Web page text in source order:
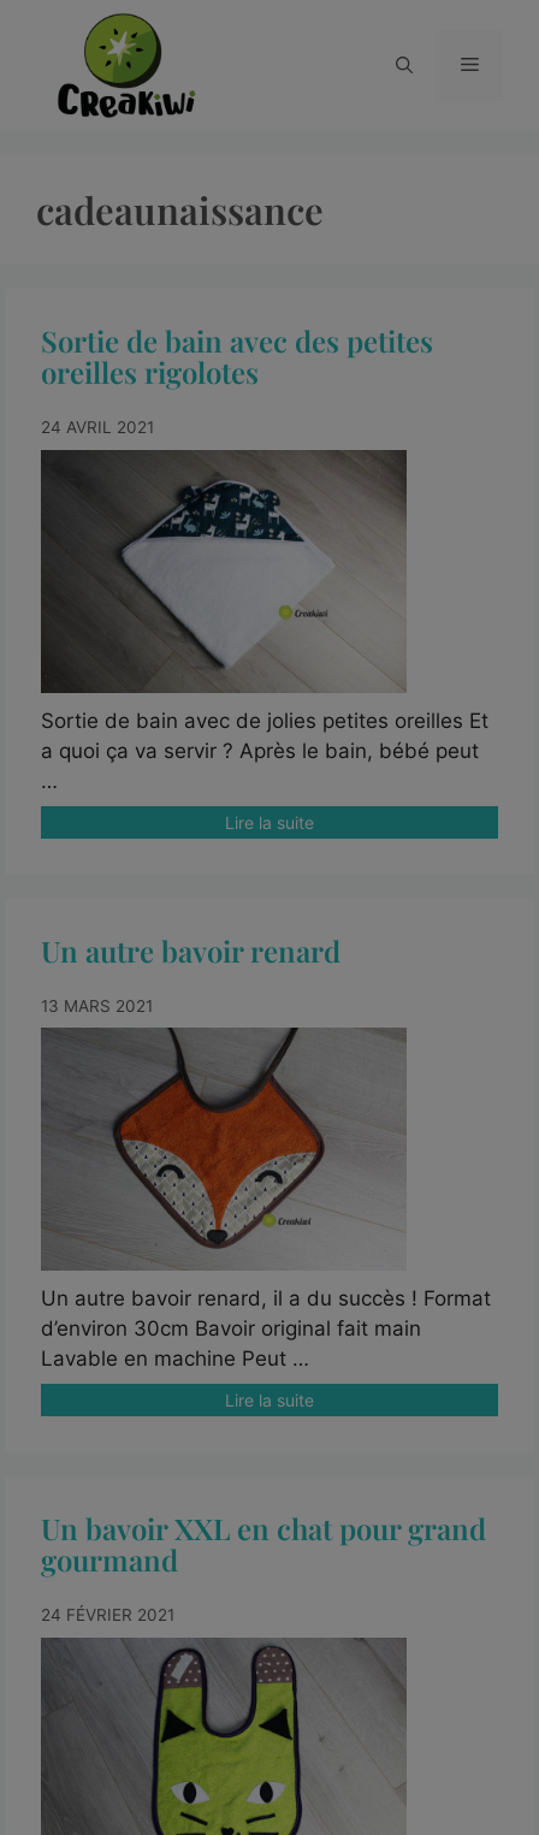
cadeaunaissance
Sortie de bain avec des petites
oreilles rigolotes
24 AVRIL 2021
Sortie de bain avec de jolies petites oreilles Et
a quoi ça va servir ? Après le bain, bébé peut
…
Lire la suite
Un autre bavoir renard
13 MARS 2021
Un autre bavoir renard, il a du succès ! Format
d’environ 30cm Bavoir original fait main
Lavable en machine Peut …
Lire la suite
Un bavoir XXL en chat pour grand
gourmand
24 FÉVRIER 2021